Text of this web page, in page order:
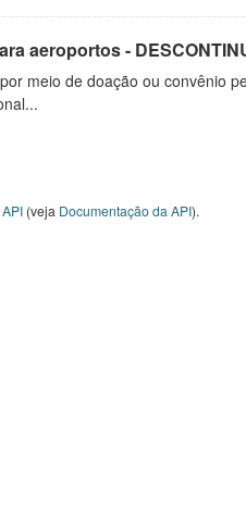
aeroportos -
meio de doação ou convênio
API(veja Documentação da API).